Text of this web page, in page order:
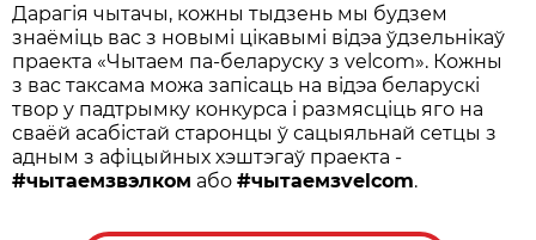
Дарагія чытачы, кожны тыдзень мы будзем
знаёміць вас з новымі цікавымі відэа ўдзельнікаў
праекта «Чытаем па-беларуску з velcom». Кожны
з вас таксама можа запісаць на відэа беларускі
твор у падтрымку конкурса і размясціць яго на
сваёй асабістай старонцы ў сацыяльнай сетцы з
адным з афіцыйных хэштэгаў праекта -
#чытаемзвэлком або#чытаемзvelcom.